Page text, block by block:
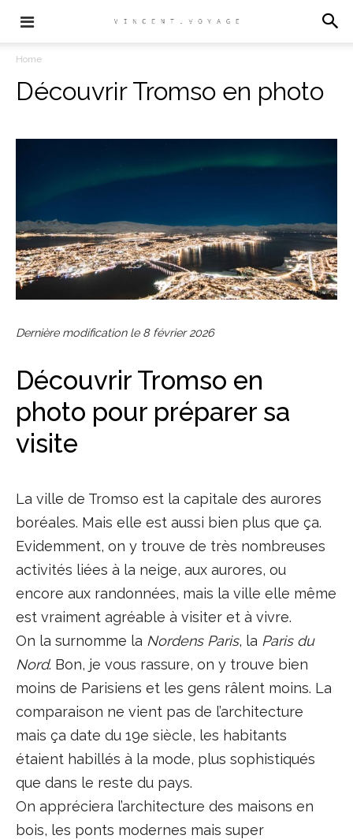
Home
Découvrir Tromso en photo
Dernière modification le 8 février 2026
Découvrir Tromso en
photo pour préparer sa
visite
La ville de Tromso est la capitale des aurores
boréales. Mais elle est aussi bien plus que ça.
Evidemment, on y trouve de très nombreuses
activités liées à la neige, aux aurores, ou
encore aux randonnées, mais la ville elle même
est vraiment agréable à visiter et à vivre.
On la surnomme la Nordens Paris, la Paris du
Nord. Bon, je vous rassure, on y trouve bien
moins de Parisiens et les gens râlent moins. La
comparaison ne vient pas de l’architecture
mais ça date du 19e siècle, les habitants
étaient habillés à la mode, plus sophistiqués
que dans le reste du pays.
On appréciera l’architecture des maisons en
bois, les ponts modernes mais super